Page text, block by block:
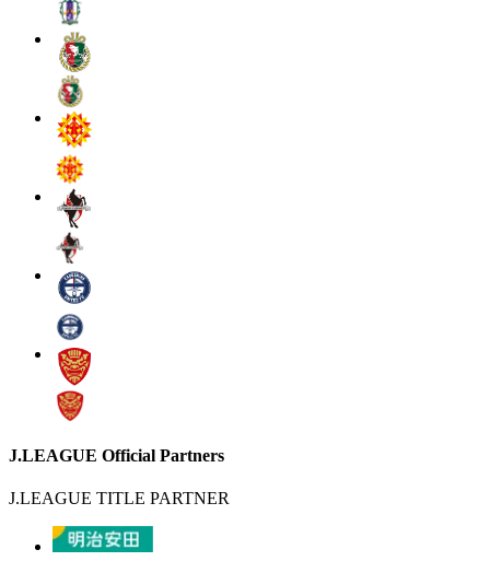
J.LEAGUE Official Partners
J.LEAGUE TITLE PARTNER